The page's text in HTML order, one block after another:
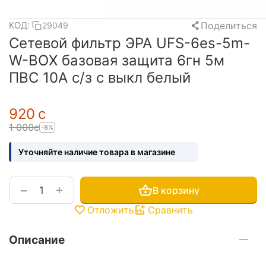
КОД: 29049 Поделиться
Сетевой фильтр ЭРА UFS-6es-5m-
W-BOX базовая защита 6гн 5м
ПВС 10А с/з с выкл белый
‍920‍ с
1 000с -8%
Уточняйте наличие товара в магазине
+
−
В корзину
Отложить
Сравнить
Описание